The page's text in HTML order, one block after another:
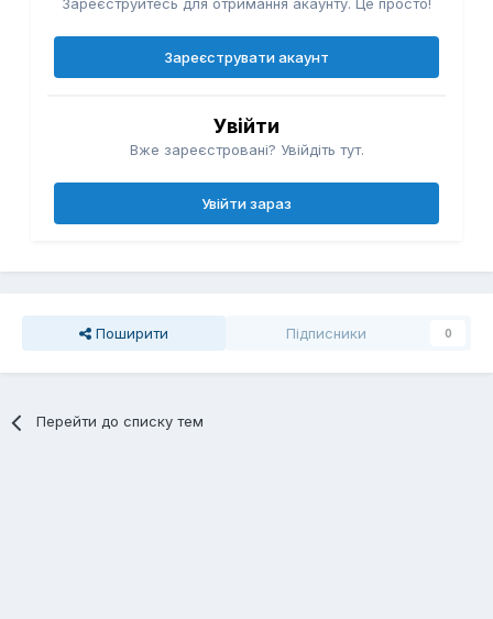
Зареєструйтесь для отримання акаунту. Це просто!
Зареєструвати акаунт
Увійти
Вже зареєстровані? Увійдіть тут.
Увійти зараз
Поширити Підписники 0
Перейти до списку тем